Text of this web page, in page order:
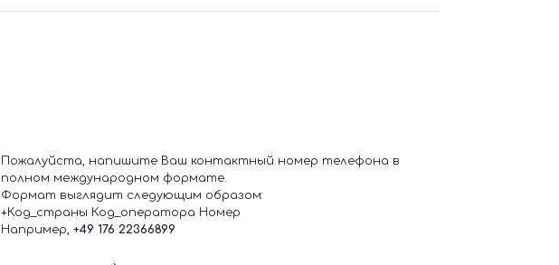
Пожалуйста, напишите Ваш контактный номер телефона в
полном международном формате.
Формат выглядит следующим образом:
+Код_страны Код_оператора Номер
Например, +49 176 22366899